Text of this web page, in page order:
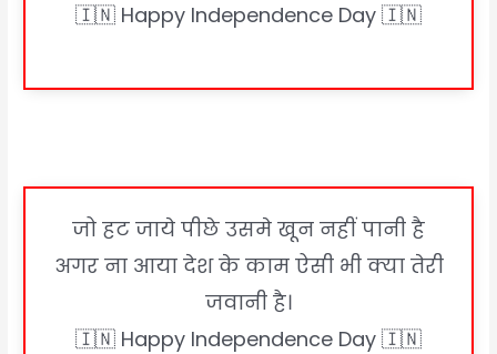
🇮🇳 Happy Independence Day 🇮🇳
जो हट जाये पीछे उसमे खून नहीं पानी है
अगर ना आया देश के काम ऐसी भी क्या तेरी
जवानी है।
🇮🇳 Happy Independence Day 🇮🇳